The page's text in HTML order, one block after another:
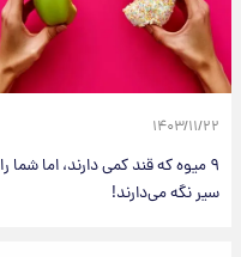
۱۴۰۳/۱۱/۲۲
۹ میوه که قند کمی دارند، اما شما را
سیر نگه می‌دارند!